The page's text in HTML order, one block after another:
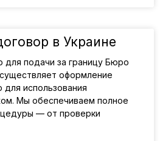
в Украине
для подачи за границу Бюро
оформление
для использования
Мы обеспечиваем полное
— от проверки